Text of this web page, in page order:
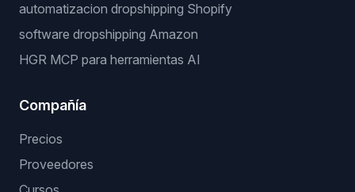
automatizacion dropshipping Shopify
software dropshipping Amazon
HGR MCP para herramientas AI
Compañía
Precios
Proveedores